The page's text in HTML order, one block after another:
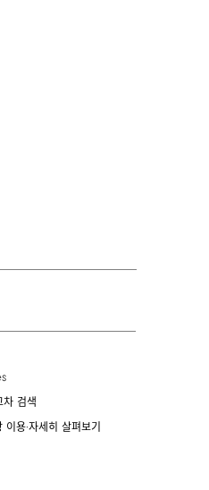
차 검색
이용·자세히 살펴보기